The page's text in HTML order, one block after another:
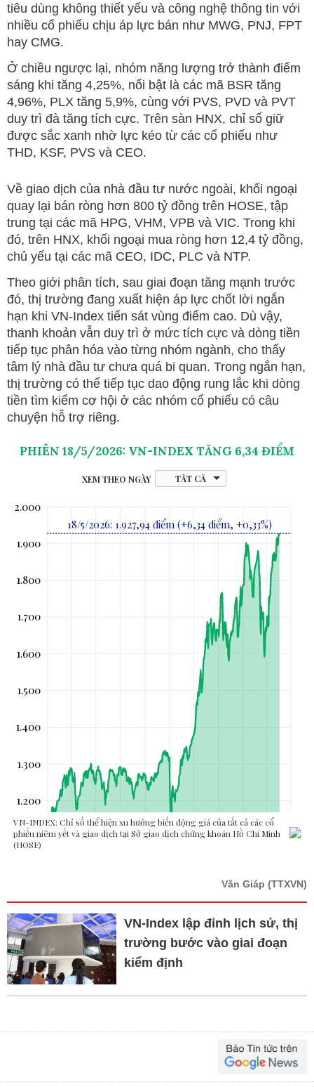
tiêu dùng không thiết yếu và công nghệ thông tin với
nhiều cổ phiếu chịu áp lực bán như MWG, PNJ, FPT
hay CMG.
Ở chiều ngược lại, nhóm năng lượng trở thành điểm
sáng khi tăng 4,25%, nổi bật là các mã BSR tăng
4,96%, PLX tăng 5,9%, cùng với PVS, PVD và PVT
duy trì đà tăng tích cực. Trên sàn HNX, chỉ số giữ
được sắc xanh nhờ lực kéo từ các cổ phiếu như
THD, KSF, PVS và CEO.
Về giao dịch của nhà đầu tư nước ngoài, khối ngoại
quay lại bán ròng hơn 800 tỷ đồng trên HOSE, tập
trung tại các mã HPG, VHM, VPB và VIC. Trong khi
đó, trên HNX, khối ngoại mua ròng hơn 12,4 tỷ đồng,
chủ yếu tại các mã CEO, IDC, PLC và NTP.
Theo giới phân tích, sau giai đoạn tăng mạnh trước
đó, thị trường đang xuất hiện áp lực chốt lời ngắn
hạn khi VN-Index tiến sát vùng điểm cao. Dù vậy,
thanh khoản vẫn duy trì ở mức tích cực và dòng tiền
tiếp tục phân hóa vào từng nhóm ngành, cho thấy
tâm lý nhà đầu tư chưa quá bi quan. Trong ngắn hạn,
thị trường có thể tiếp tục dao động rung lắc khi dòng
tiền tìm kiếm cơ hội ở các nhóm cổ phiếu có câu
chuyện hỗ trợ riêng.
Văn Giáp (TTXVN)
VN-Index lập đỉnh lịch sử, thị
trường bước vào giai đoạn
kiểm định